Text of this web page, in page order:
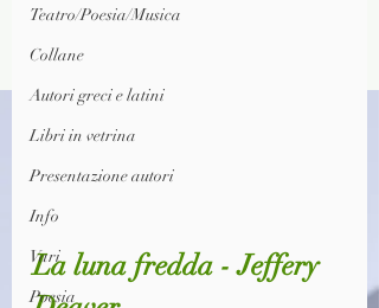
Teatro/Poesia/Musica
Collane
Autori greci e latini
Libri in vetrina
Presentazione autori
Info
Vari
Poesia
La luna fredda - Jeffery